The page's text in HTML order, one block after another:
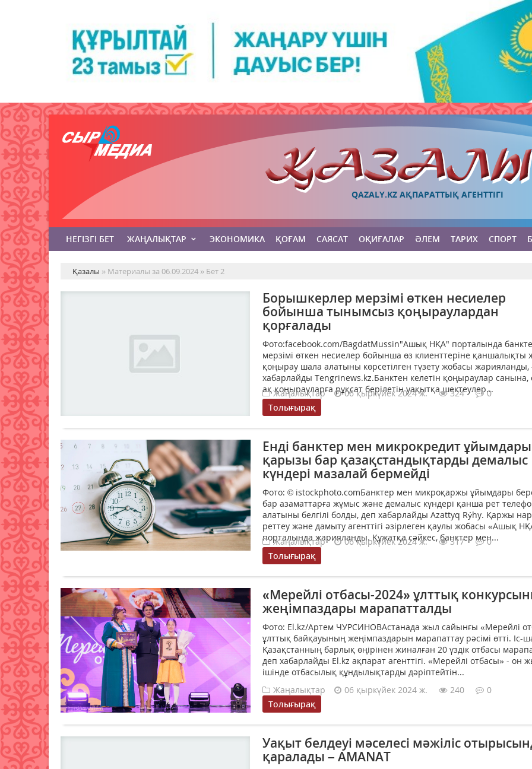
QAZALY.KZ АҚПАРАТТЫҚ АГЕНТТІГІ
НЕГІЗГІ БЕТ ЖАҢАЛЫҚТАР ЭКОНОМИКА ҚОҒАМ САЯСАТ ОҚИҒАЛАР ӘЛЕМ ТАРИХ СПОРТ
Қазалы » Материалы за 06.09.2024 » Бет 2
Борышкерлер мерзімі өткен несиелер
бойынша тынымсыз қоңыраулардан
қорғалады
Фото:facebook.com/BagdatMussin"Ашық НҚА" порталында
мерзімі өткен несиелер бойынша өз клиенттеріне қаншалықты
қоңырау шала алатыны көрсетілген түзету жобасы жарияланды,
хабарлайды Tengrinews.kz.Банктен келетін қоңыраулар санына,
ақ қоңырауларға рұқсат берілетін уақытқа шектеулер...
Жаңалықтар 06 қыркүйек 2024 ж. 324
0
Толығырақ
Енді банктер мен микрокредит ұйымдары
қарызы бар қазақстандықтарды демалыс
күндері мазалай бермейді
Фото: © istockphoto.comБанктер мен микроқаржы ұйымдары
бар азаматтарға жұмыс және демалыс күндері қанша рет
алатыны белгілі болды, деп хабарлайды Azattyq Rýhy. Қаржы
реттеу және дамыту агенттігі әзірлеген қаулы жобасы «Ашық
порталында жарияланды. Құжатқа сәйкес, банктер мен...
Жаңалықтар 06 қыркүйек 2024 ж. 317
0
Толығырақ
«Мерейлі отбасы-2024» ұлттық
жеңімпаздары марапатталды
Фото: El.kz/Артем ЧУРСИНОВАстанада жыл сайынғы «Мерейлі
ұлттық байқауының жеңімпаздарын марапаттау рәсімі өтті. Іс-
Қазақстанның барлық өңірінен жиналған 20 үздік отбасы
деп хабарлайды El.kz ақпарат агенттігі. «Мерейлі отбасы» - он
ішінде отбасылық құндылықтарды дәріптейтін...
Жаңалықтар
06 қыркүйек 2024 ж. 240
0
Толығырақ
Уақыт белдеуі мәселесі мәжіліс
қаралады – AMANAT